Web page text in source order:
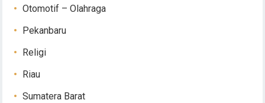
Otomotif – Olahraga
Pekanbaru
Religi
Riau
Sumatera Barat